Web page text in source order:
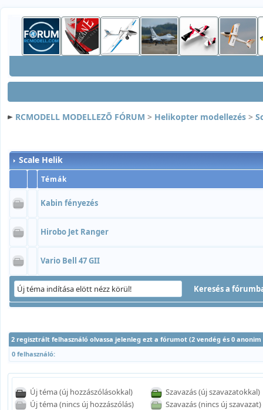
RCMODELL MODELLEZÕ FÓRUM > Helikopter modellezés >
Scale Helik
Témák
Kabin fényezés
Hirobo Jet Ranger
Vario Bell 47 GII
2 regisztrált felhasználó olvassa jelenleg ezt a fórumot (2 vendég és 0 anonim
0 felhasználó:
Új téma (új hozzászólásokkal)
Új téma (nincs új hozzászólás)
Szavazás (új szavazatokkal)
Szavazás (nincs új szavazat)